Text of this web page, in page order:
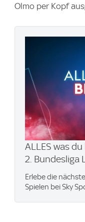
Olmo per Kopf
ALLES was
2. Bundesliga
Erlebe die
Spielen bei Sky